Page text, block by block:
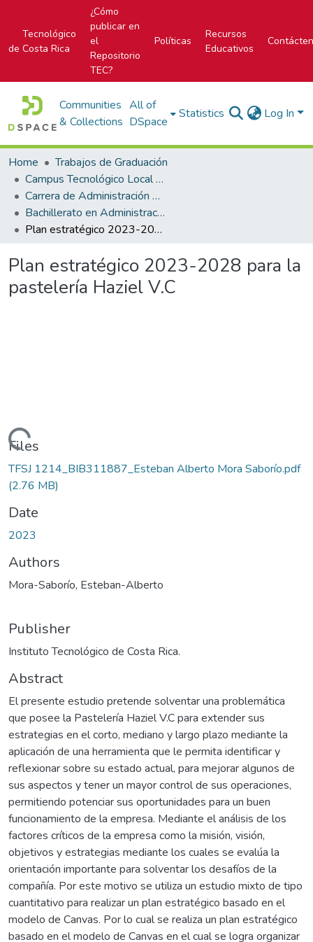
Tecnológico
de Costa Rica
¿Cómo
publicar en
el
Repositorio
TEC?
Políticas
Recursos
Educativos
Communities
& Collections
All of
DSpace
Statistics Log In
Home
Trabajos de Graduación
Campus Tecnológico Local San José
Carrera de Administración de Empresa
Bachillerato en Administración de Empresas
Plan estratégico 2023-2028 para la pastelería Haziel V.C
Plan estratégico 2023-2028 para la
pastelería Haziel V.C
Files
TFSJ 1214_BIB311887_Esteban Alberto Mora Saborío.pdf
(2.76 MB)
Date
2023
Authors
Mora-Saborío, Esteban-Alberto
Publisher
Instituto Tecnológico de Costa Rica.
Abstract
El presente estudio pretende solventar una problemática
que posee la Pastelería Haziel V.C para extender sus
estrategias en el corto, mediano y largo plazo mediante la
aplicación de una herramienta que le permita identificar y
reflexionar sobre su estado actual, para mejorar algunos de
sus aspectos y tener un mayor control de sus operaciones,
permitiendo potenciar sus oportunidades para un buen
funcionamiento de la empresa. Mediante el análisis de los
factores críticos de la empresa como la misión, visión,
objetivos y estrategias mediante los cuales se evalúa la
orientación importante para solventar los desafíos de la
compañía. Por este motivo se utiliza un estudio mixto de tipo
cuantitativo para realizar un plan estratégico basado en el
modelo de Canvas. Por lo cual se realiza un plan estratégico
basado en el modelo de Canvas en el cual se logra organizar